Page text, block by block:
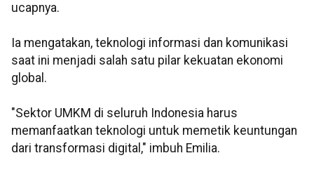
ucapnya.
Ia mengatakan, teknologi informasi dan komunikasi
saat ini menjadi salah satu pilar kekuatan ekonomi
global.
"Sektor UMKM di seluruh Indonesia harus
memanfaatkan teknologi untuk memetik keuntungan
dari transformasi digital," imbuh Emilia.